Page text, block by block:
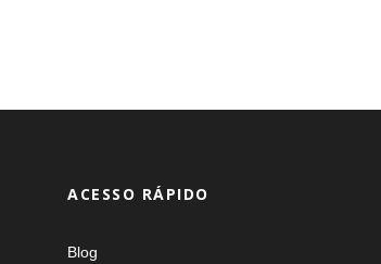
ACESSO RÁPIDO
Blog